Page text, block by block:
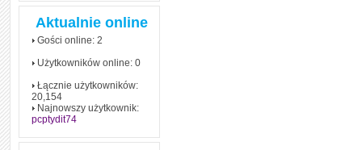
Aktualnie online
Gości online: 2
Użytkowników online: 0
Łącznie użytkowników:
20,154
Najnowszy użytkownik:
pcptydit74